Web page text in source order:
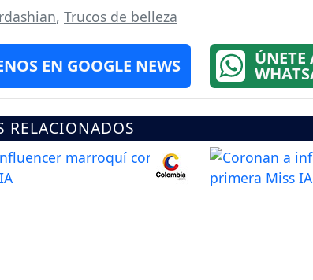
, Trucos de belleza
EN GOOGLE NEWS ÚNETE
RELACIONADOS